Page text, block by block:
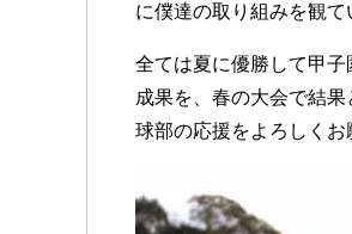
に僕達の取り組みを観て
全ては夏に優勝して甲
成果を、春の大会で結
球部の応援をよろしくお